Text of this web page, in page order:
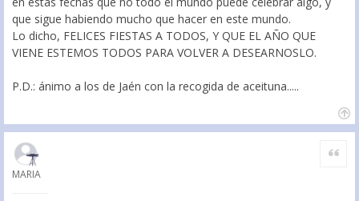
que sigue habiendo mucho que hacer en este mundo.
Lo dicho, FELICES FIESTAS A TODOS, Y QUE EL AÑO QUE
VIENE ESTEMOS TODOS PARA VOLVER A DESEARNOSLO.
P.D.: ánimo a los de Jaén con la recogida de aceituna.....
MARIA
Citar